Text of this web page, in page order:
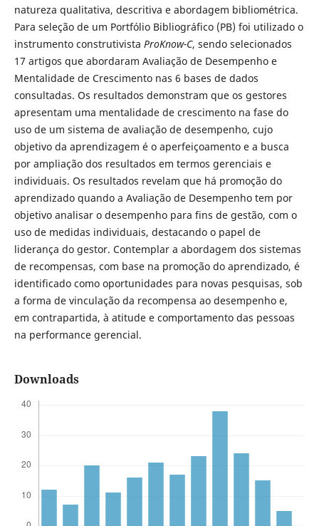
natureza qualitativa, descritiva e abordagem bibliométrica.
Para seleção de um Portfólio Bibliográfico (PB) foi utilizado o
instrumento construtivista ProKnow-C, sendo selecionados
17 artigos que abordaram Avaliação de Desempenho e
Mentalidade de Crescimento nas 6 bases de dados
consultadas. Os resultados demonstram que os gestores
apresentam uma mentalidade de crescimento na fase do
uso de um sistema de avaliação de desempenho, cujo
objetivo da aprendizagem é o aperfeiçoamento e a busca
por ampliação dos resultados em termos gerenciais e
individuais. Os resultados revelam que há promoção do
aprendizado quando a Avaliação de Desempenho tem por
objetivo analisar o desempenho para fins de gestão, com o
uso de medidas individuais, destacando o papel de
liderança do gestor. Contemplar a abordagem dos sistemas
de recompensas, com base na promoção do aprendizado, é
identificado como oportunidades para novas pesquisas, sob
a forma de vinculação da recompensa ao desempenho e,
em contrapartida, à atitude e comportamento das pessoas
na performance gerencial.
Downloads